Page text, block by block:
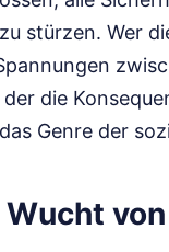
stürzen. Wer
die
Genre der